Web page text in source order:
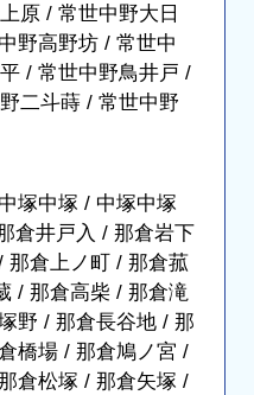
原 / 常世中野大日
野高野坊 / 常世中
/ 常世中野鳥井戸 /
二斗蒔 / 常世中野
塚中塚 / 中塚中塚
倉井戸入 / 那倉岩下
那倉上ノ町 / 那倉菰
/ 那倉高柴 / 那倉滝
野 / 那倉長谷地 / 那
橋場 / 那倉鳩ノ宮 /
倉松塚 / 那倉矢塚 /